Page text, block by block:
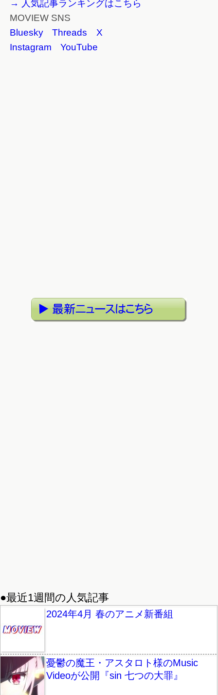
→ 人気記事ランキングはこちら
MOVIEW SNS
Bluesky
Threads
X
Instagram
YouTube
●最近1週間の人気記事
2024年4月 春のアニメ新番組
憂鬱の魔王・アスタロト様のMusic
Videoが公開『sin 七つの大罪』